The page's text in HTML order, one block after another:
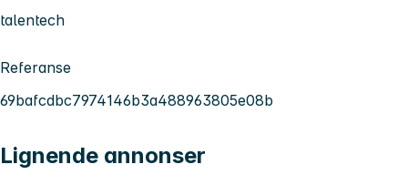
talentech
Referanse
69bafcdbc7974146b3a488963805e08b
Lignende annonser